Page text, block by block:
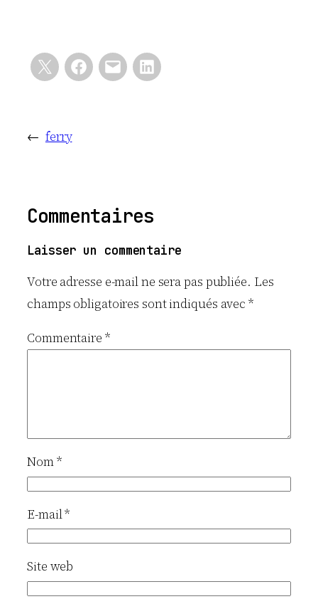
← ferry
Commentaires
Laisser un commentaire
Votre adresse e-mail ne sera pas publiée. Les
champs obligatoires sont indiqués avec*
Commentaire *
Nom*
E-mail*
Site web